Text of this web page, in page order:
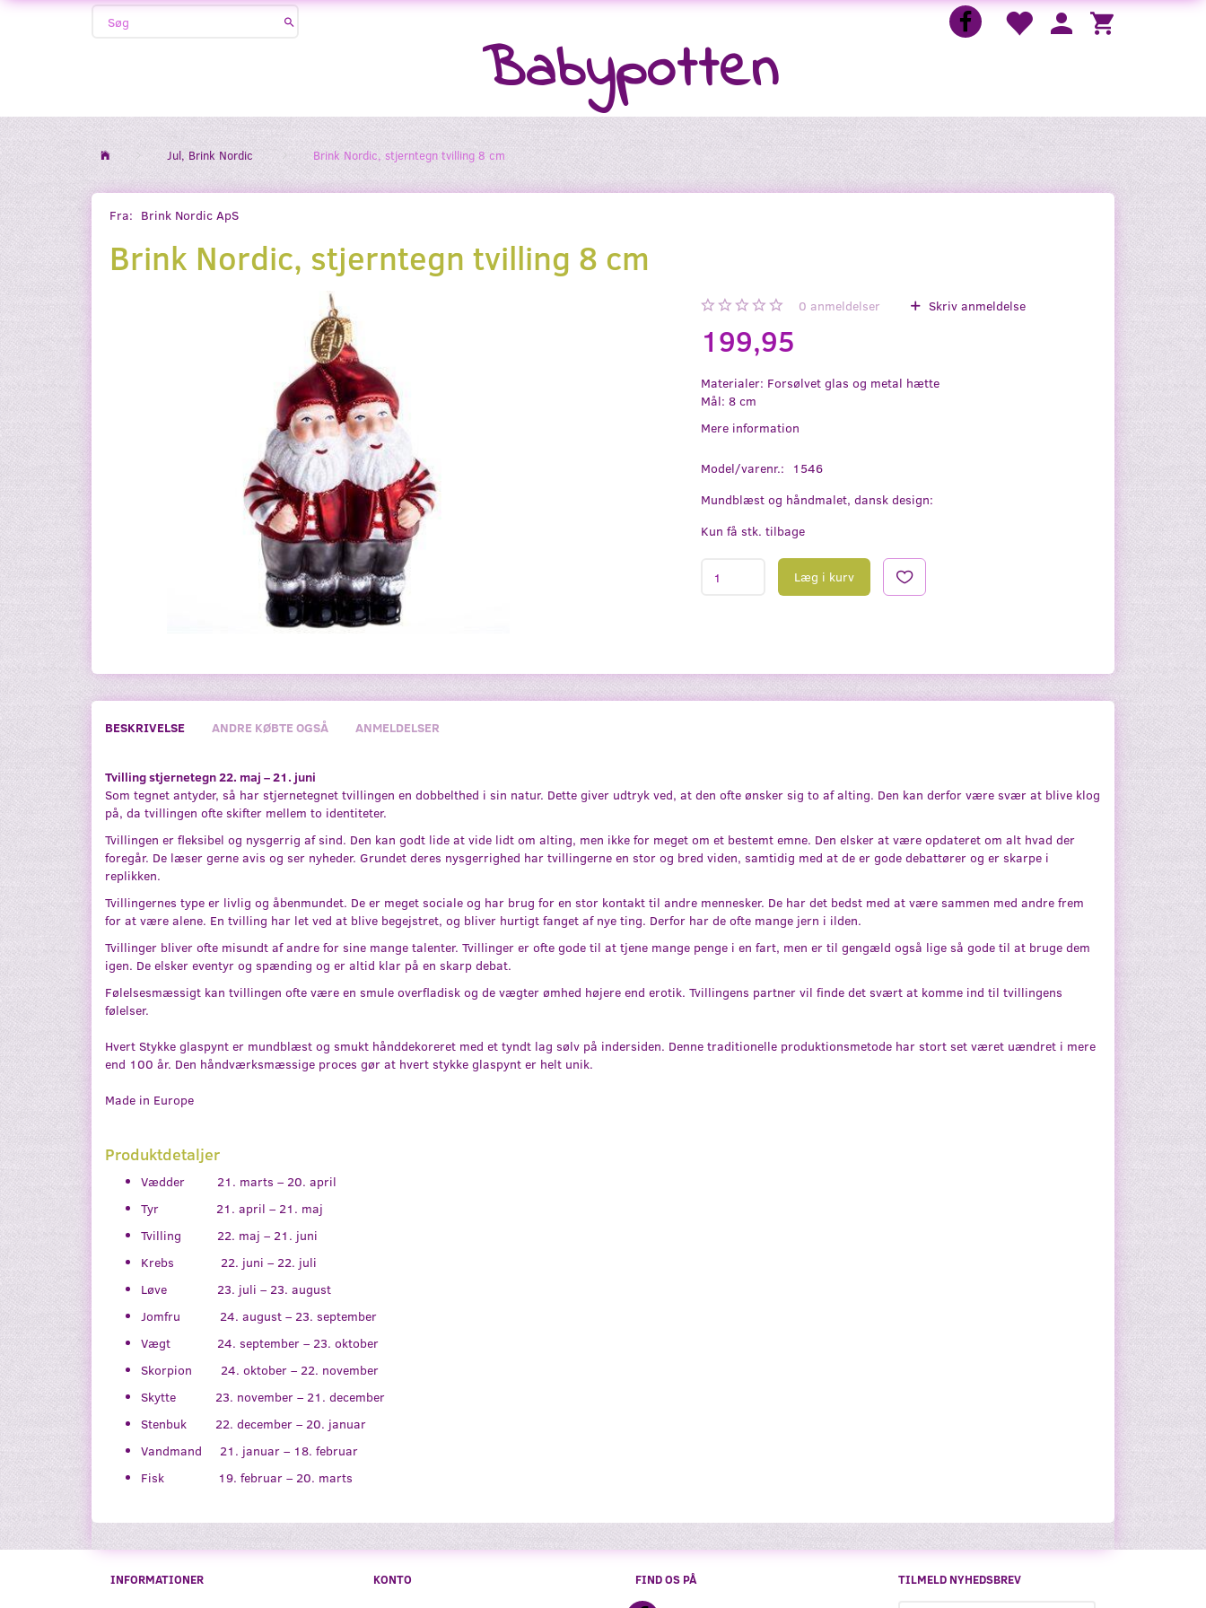
Babypotten
Jul, Brink Nordic Brink Nordic, stjerntegn tvilling 8 cm
Fra: Brink Nordic ApS
Brink Nordic, stjerntegn tvilling 8 cm
0 anmeldelser Skriv anmeldelse
199,95
Materialer: Forsølvet glas og metal hætte
Mål: 8 cm
Mere information
Model/varenr.:
1546
Mundblæst og håndmalet, dansk design:
Kun få stk. tilbage
Læg i kurv
BESKRIVELSE ANDRE KØBTE OGSÅ ANMELDELSER
Tvilling stjernetegn 22. maj – 21. juni
Som tegnet antyder, så har stjernetegnet tvillingen en dobbelthed i sin natur. Dette giver udtryk ved, at den ofte ønsker sig to af alting. Den kan derfor være svær at blive klog
på, da tvillingen ofte skifter mellem to identiteter.
Tvillingen er fleksibel og nysgerrig af sind. Den kan godt lide at vide lidt om alting, men ikke for meget om et bestemt emne. Den elsker at være opdateret om alt hvad der
foregår. De læser gerne avis og ser nyheder. Grundet deres nysgerrighed har tvillingerne en stor og bred viden, samtidig med at de er gode debattører og er skarpe i
replikken.
Tvillingernes type er livlig og åbenmundet. De er meget sociale og har brug for en stor kontakt til andre mennesker. De har det bedst med at være sammen med andre frem
for at være alene. En tvilling har let ved at blive begejstret, og bliver hurtigt fanget af nye ting. Derfor har de ofte mange jern i ilden.
Tvillinger bliver ofte misundt af andre for sine mange talenter. Tvillinger er ofte gode til at tjene mange penge i en fart, men er til gengæld også lige så gode til at bruge dem
igen. De elsker eventyr og spænding og er altid klar på en skarp debat.
Følelsesmæssigt kan tvillingen ofte være en smule overfladisk og de vægter ømhed højere end erotik. Tvillingens partner vil finde det svært at komme ind til tvillingens
følelser.
Hvert Stykke glaspynt er mundblæst og smukt hånddekoreret med et tyndt lag sølv på indersiden. Denne traditionelle produktionsmetode har stort set været uændret i mere
end 100 år. Den håndværksmæssige proces gør at hvert stykke glaspynt er helt unik.
Made in Europe
Produktdetaljer
Vædder 21. marts – 20. april
Tyr 21. april – 21. maj
Tvilling 22. maj – 21. juni
Krebs 22. juni – 22. juli
Løve 23. juli – 23. august
Jomfru 24. august – 23. september
Vægt 24. september – 23. oktober
Skorpion 24. oktober – 22. november
Skytte 23. november – 21. december
Stenbuk 22. december – 20. januar
Vandmand 21. januar – 18. februar
Fisk 19. februar – 20. marts
INFORMATIONER KONTO FIND OS PÅ
TILMELD NYHEDSBREV